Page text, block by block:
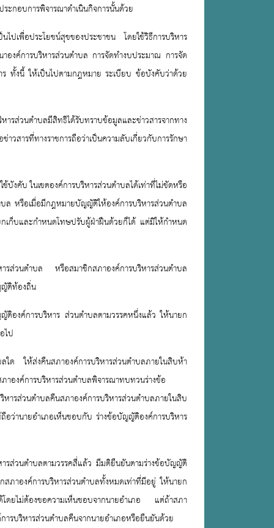
ะกอบการพิจารณาดำเนินกิจการนั้นด้วย
เพื่อประโยชน์สุขของประชาชน โดยใช้วิธีการบริหาร
องค์การบริหารส่วนตำบล การจัดทำงบประมาณ การจัด
ร ทั้งนี้ ให้เป็นไปตามกฎหมาย ระเบียบ ข้อบังคับว่าด้วย
วนตำบลมีสิทธิได้รับทราบข้อมูลและข่าวสารจากทาง
าวสารที่ทางราชการถือว่าเป็นความลับเกี่ยวกับการรักษา
งคับ ในเขตองค์การบริหารส่วนตำบลได้เท่าที่ไม่ขัดหรือ
ล หรือเมื่อมีกฎหมายบัญญัติให้องค์การบริหารส่วนตำบล
ก็บและกำหนดโทษปรับผู้ฝ่าฝืนด้วยก็ได้ แต่มิให้กำหนด
ารส่วนตำบล หรือสมาชิกสภาองค์การบริหารส่วนตำบล
ญัติท้องถิ่น
ติองค์การบริหาร ส่วนตำบลตามวรรคหนึ่งแล้ว ให้นายก
ไป
ใด ให้ส่งคืนสภาองค์การบริหารส่วนตำบลภายในสิบห้า
องค์การบริหารส่วนตำบลพิจารณาทบทวนร่างข้อ
ารส่วนตำบลคืนสภาองค์การบริหารส่วนตำบลภายในสิบ
ว่านายอำเภอเห็นชอบกับ ร่างข้อบัญญัติองค์การบริหาร
รส่วนตำบลตามวรรคสี่แล้ว มีมติยืนยันตามร่างข้อบัญญัติ
สภาองค์การบริหารส่วนตำบลทั้งหมดเท่าที่มีอยู่ ให้นายก
โดยไม่ต้องขอความเห็นชอบจากนายอำเภอ แต่ถ้าสภา
รบริหารส่วนตำบลคืนจากนายอำเภอหรือยืนยันด้วย